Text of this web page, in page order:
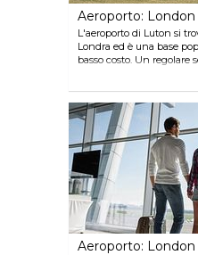
Aeroporto:
L'aeroporto di Luton si
Londra ed è una base
basso costo. Un regolare
trasporta i passeggeri
ferroviaria più vicina,
circa dieci minuti. Dalla
un treno della East
Connect per il centro di
Altre opzioni includono il
pullman con easyBus, la
stazione dei pullman
Terravision sempre per la
Victoria. Ciascun servizio
destinazione nel
calcolata con
può costare intorno alle £
Aeroporto: London